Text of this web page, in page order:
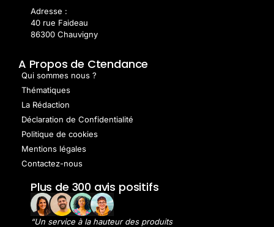
Adresse :
40 rue Faideau
86300 Chauvigny
A Propos de Ctendance
Qui sommes nous ?
Thématiques
La Rédaction
Déclaration de Confidentialité
Politique de cookies
Mentions légales
Contactez-nous
Plus de 300 avis positifs
“Un service à la hauteur des produits